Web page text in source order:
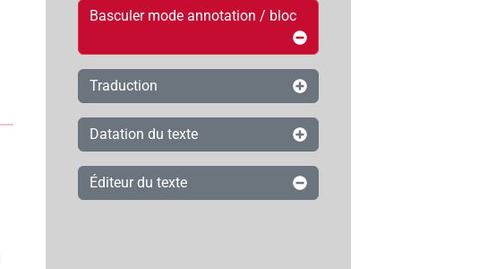
Basculer mode annotation / bloc
Traduction
Datation du texte
Éditeur du texte